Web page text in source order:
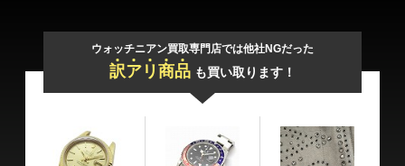
ウォッチニアン買取専門店では他社NGだった
訳アリ 商品も買い取ります！